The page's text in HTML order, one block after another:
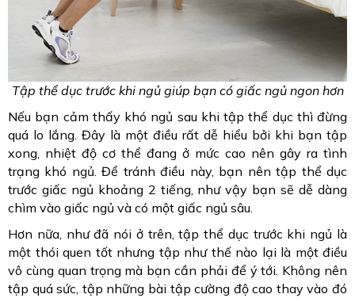
Tập thể dục trước khi ngủ giúp bạn có giấc ngủ ngon hơn
Nếu bạn cảm thấy khó ngủ sau khi tập thể dục thì đừng
quá lo lắng. Đây là một điều rất dễ hiểu bởi khi bạn tập
xong, nhiệt độ cơ thể đang ở mức cao nên gây ra tình
trạng khó ngủ. Để tránh điều này, bạn nên tập thể dục
trước giấc ngủ khoảng 2 tiếng, như vậy bạn sẽ dễ dàng
chìm vào giấc ngủ và có một giấc ngủ sâu.
Hơn nữa, như đã nói ở trên, tập thể dục trước khi ngủ là
một thói quen tốt nhưng tập như thế nào lại là một điều
vô cùng quan trọng mà bạn cần phải để ý tới. Không nên
tập quá sức, tập những bài tập cường độ cao thay vào đó